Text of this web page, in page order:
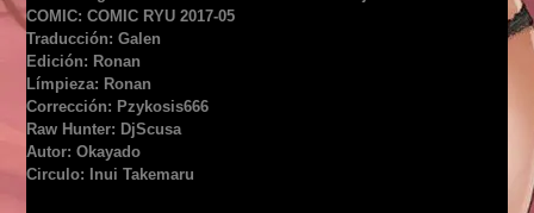
COMIC: COMIC RYU 2017-05
Traducción: Galen
Edición: Ronan
Límpieza: Ronan
Corrección: Pzykosis666
Raw Hunter: DjScusa
Autor: Okayado
Circulo: Inui Takemaru